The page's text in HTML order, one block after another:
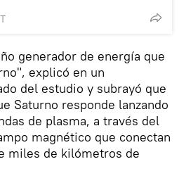
generador de energía que
explicó en un
del estudio y subrayó que
Saturno responde lanzando
de plasma, a través del
magnético que conectan
miles de kilómetros de